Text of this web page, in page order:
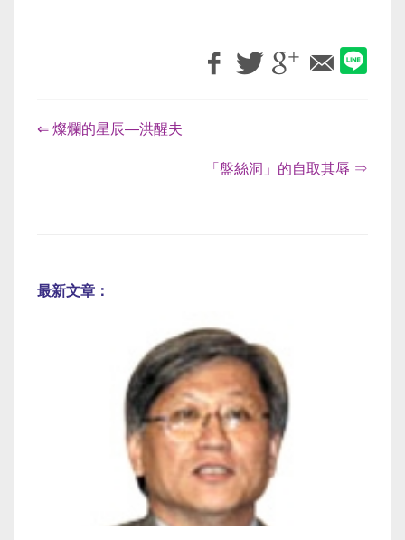
⇐ 燦爛的星辰—洪醒夫
「盤絲洞」的自取其辱 ⇒
最新文章：